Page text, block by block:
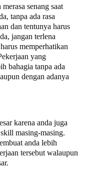
senang saat
tanpa ada rasa
dan tentunya harus
jangan terlena
memperhatikan
yang
bahagia tanpa ada
dengan adanya
karena anda juga
masing-masing.
anda lebih
tersebut walaupun